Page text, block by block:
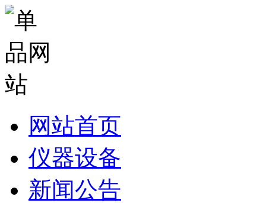
网站首页
仪器设备
新闻公告